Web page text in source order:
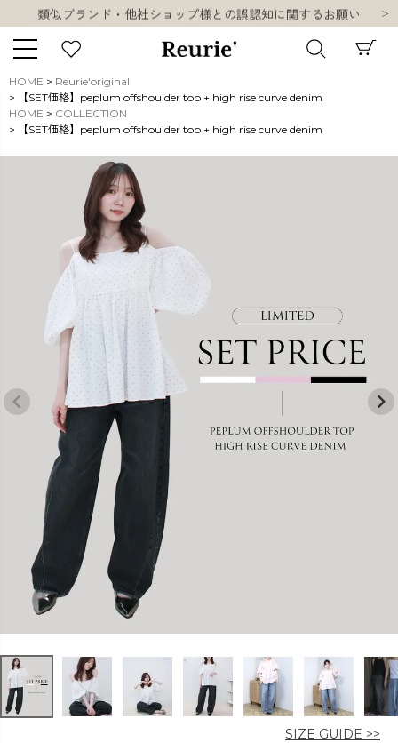
類似ブランド・他社ショップ様との誤認知に関するお願い
熊本県熊本地方を震源とする地震の影響について
お盆期間中の営業・配送に関して
類似ブランド・他社ショップ様との誤認知に関するお願い
10,000円以上ご購入で送料無料
キーワード
新着 再入荷
商品タイプ
ORIGINAL HIT ITEM
価格
在庫なし商品
表示しない
HOME
Reurie'original
【SET価格】peplum offshoulder top + high rise curve denim
HOME
COLLECTION
【SET価格】peplum offshoulder top + high rise curve denim
SIZE GUIDE >>